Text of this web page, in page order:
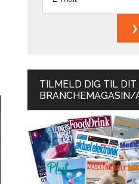
TILMELD DIG TIL DIT
BRANCHEMAGASIN/